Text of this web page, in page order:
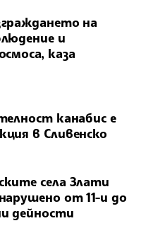
на
и
каза
канабис е
в Сливенско
села Злати
от 11-и до
дейности